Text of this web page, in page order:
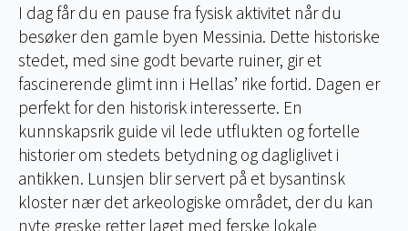
I dag får du en pause fra fysisk aktivitet når du
besøker den gamle byen Messinia. Dette historiske
stedet, med sine godt bevarte ruiner, gir et
fascinerende glimt inn i Hellas’ rike fortid. Dagen er
perfekt for den historisk interesserte. En
kunnskapsrik guide vil lede utflukten og fortelle
historier om stedets betydning og dagliglivet i
antikken. Lunsjen blir servert på et bysantinsk
kloster nær det arkeologiske området, der du kan